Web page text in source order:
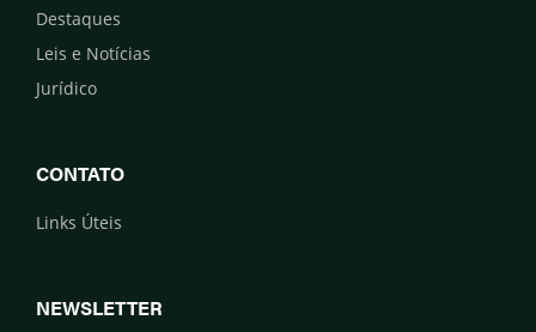
Destaques
Leis e Notícias
Jurídico
CONTATO
Links Úteis
NEWSLETTER